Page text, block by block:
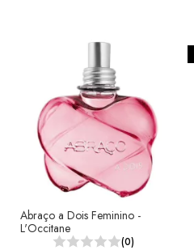
Abraço a Dois Feminino -
L'Occitane
(0)